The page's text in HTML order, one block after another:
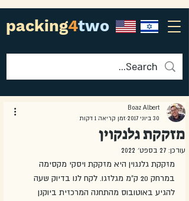
packing4two
מזקקת גלנקוין
Boaz Albert
30 ביוני 2017
זמן קריאה 1 דקות
עודכן: 27 בספט׳ 2022
מזקקת גלנגוין היא מזקקת ויסקי מקסימה
במרחק 20 ק"מ מגלזגו. לקח לנו בדיוק שעה
להגיע באוטובוס מהתחנה המרכזית ביוקנן